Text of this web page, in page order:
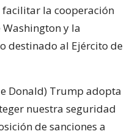
facilitar la cooperación
y la
destinado al Ejército de
Donald) Trump adopta
nuestra seguridad
de sanciones a